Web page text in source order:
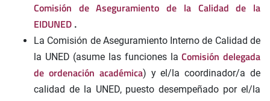
Comisión de Aseguramiento de la Calidad de la
EIDUNED .
La Comisión de Aseguramiento Interno de Calidad de
la UNED (asume las funciones laComisión delegada
de ordenación académica) y el/la coordinador/a de
calidad de la UNED, puesto desempeñado por el/la